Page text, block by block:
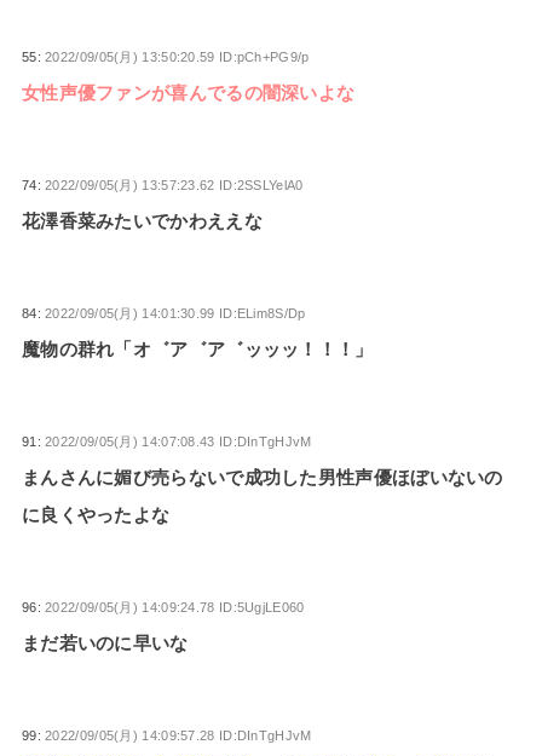
55:2022/09/05(月) 13:50:20.59 ID:pCh+PG9/p
女性声優ファンが喜んでるの闇深いよな
74:2022/09/05(月) 13:57:23.62 ID:2SSLYelA0
花澤香菜みたいでかわええな
84:2022/09/05(月) 14:01:30.99 ID:ELim8S/Dp
魔物の群れ「オ゛ア゛ア゛ッッッ！！！」
91:2022/09/05(月) 14:07:08.43 ID:DInTgHJvM
まんさんに媚び売らないで成功した男性声優ほぼいないの
に良くやったよな
96:2022/09/05(月) 14:09:24.78 ID:5UgjLE060
まだ若いのに早いな
99:2022/09/05(月) 14:09:57.28 ID:DInTgHJvM